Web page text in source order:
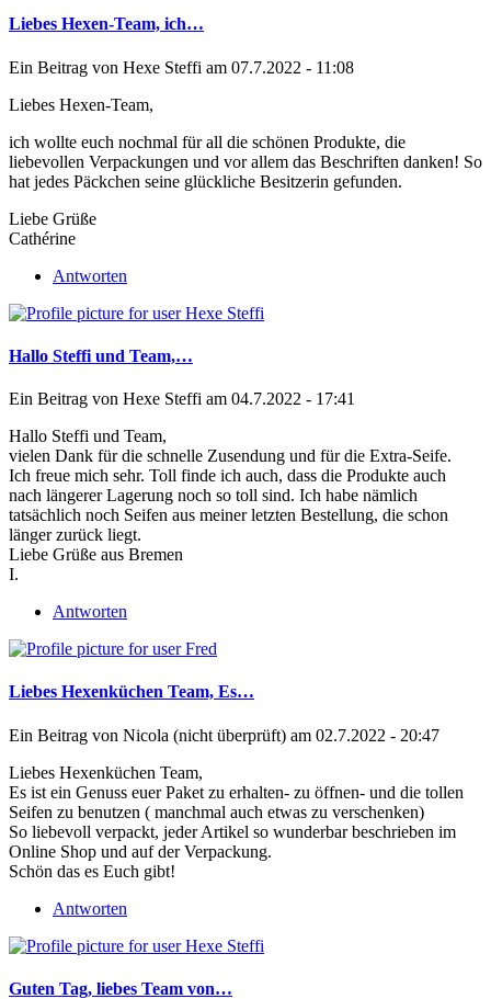
Liebes Hexen-Team, ich…
Ein Beitrag von Hexe Steffi am 07.7.2022 - 11:08
Liebes Hexen-Team,
ich wollte euch nochmal für all die schönen Produkte, die
liebevollen Verpackungen und vor allem das Beschriften danken! So
hat jedes Päckchen seine glückliche Besitzerin gefunden.
Liebe Grüße
Cathérine
Antworten
Hallo Steffi und Team,…
Ein Beitrag von Hexe Steffi am 04.7.2022 - 17:41
Hallo Steffi und Team,
vielen Dank für die schnelle Zusendung und für die Extra-Seife.
Ich freue mich sehr. Toll finde ich auch, dass die Produkte auch
nach längerer Lagerung noch so toll sind. Ich habe nämlich
tatsächlich noch Seifen aus meiner letzten Bestellung, die schon
länger zurück liegt.
Liebe Grüße aus Bremen
I.
Antworten
Liebes Hexenküchen Team, Es…
Ein Beitrag von Nicola (nicht überprüft) am 02.7.2022 - 20:47
Liebes Hexenküchen Team,
Es ist ein Genuss euer Paket zu erhalten- zu öffnen- und die tollen
Seifen zu benutzen ( manchmal auch etwas zu verschenken)
So liebevoll verpackt, jeder Artikel so wunderbar beschrieben im
Online Shop und auf der Verpackung.
Schön das es Euch gibt!
Antworten
Guten Tag, liebes Team von…